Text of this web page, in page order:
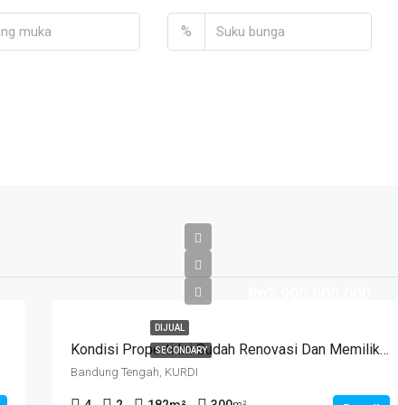
%
DIJUAL
SECONDARY Kondisi Properti Ini Sudah Renovasi Dan Memiliki Desain Scandinavian Yang Menambah Daya Tarik Dan Estetika Properti Ini. Rumah Ini Berada Di Area Perumahan/komplek. Kurdi Timur
Bandung Tengah, KURDI